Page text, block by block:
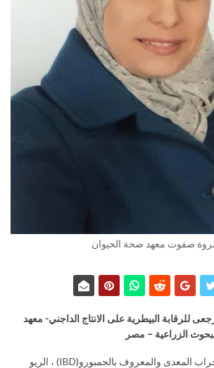
صفوت معهد صحة الحيوان
للرقابة البيطرية على الانتاج الداجني- معهد
الزراعیة – مصر
يعد فيروسات مرض الجراب المعدى والمعروف بالجمبورو(IBD) ، الريو